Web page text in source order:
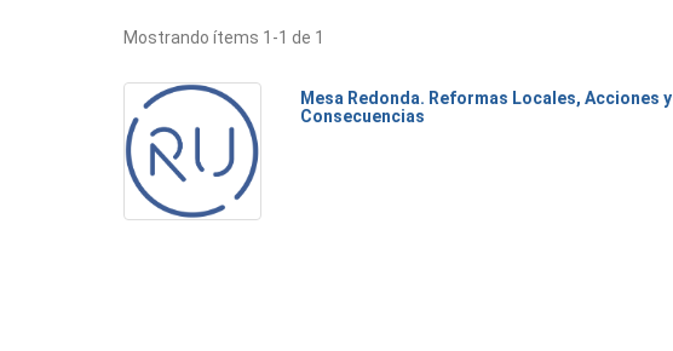
Mostrando ítems 1-1 de 1
Mesa Redonda. Reformas Locales, Acciones y
Consecuencias